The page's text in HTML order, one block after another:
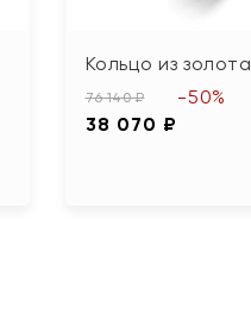
Кольцо из золота
76 140 ₽
38 070 ₽
-50%